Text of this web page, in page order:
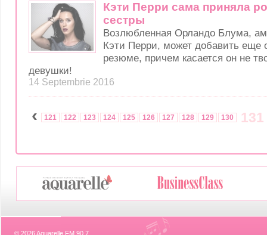
Кэти Перри сама приняла
сестры
Возлюбленная Орландо Блума,
Кэти Перри, может добавить еще
резюме, причем касается он не
девушки!
14 Septembrie 2016
‹ 121 122 123 124 125 126 127 128 129 130 131
© 2026 Aquarelle FM 90,7